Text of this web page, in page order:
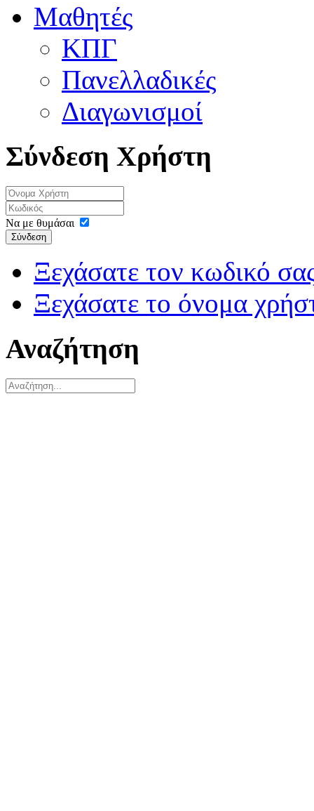
Μαθητές
ΚΠΓ
Πανελλαδικές
Διαγωνισμοί
Σύνδεση Χρήστη
Να με θυμάσαι
Σύνδεση
Ξεχάσατε τον κωδικό
Ξεχάσατε το όνομα
Αναζήτηση